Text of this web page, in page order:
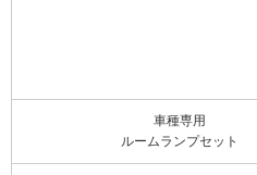
車種専用
ルームランプセット